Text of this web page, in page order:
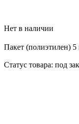
Нет в наличии
Пакет (полиэтилен)
Статус товара: под